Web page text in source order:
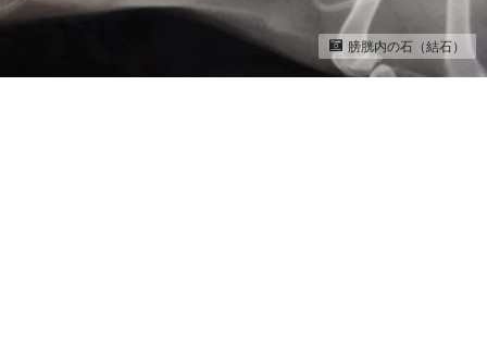
膀胱内の石（結石）